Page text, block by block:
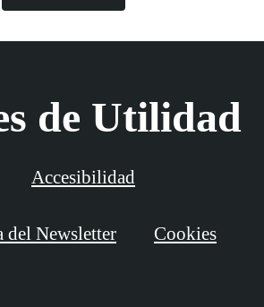
de Utilidad
Accesibilidad
del Newsletter Cookies